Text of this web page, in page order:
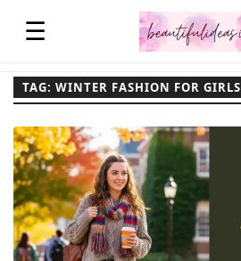
☰
QUOTES
LIFESTYLE
TAG: WINTER FASHION FOR GIRLS